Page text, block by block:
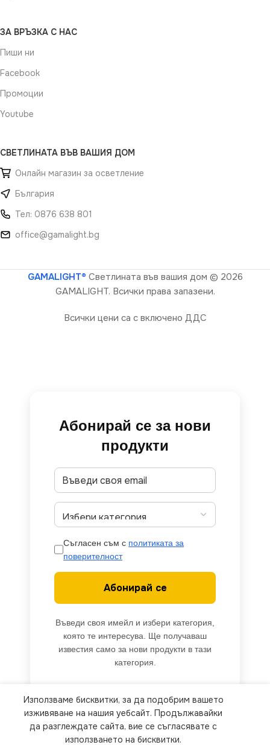
ЗА ВРЪЗКА С НАС
Пиши ни
Facebook
Промоции
Youtube
СВЕТЛИНАТА ВЪВ ВАШИЯ ДОМ
Онлайн магазин за осветление
България
Тел: 0876 638 801
office@gamalight.bg
GAMALIGHT® Светлината във вашия дом © 2026
GAMALIGHT. Всички права запазени.
Всички цени са с включено ДДС
Абонирай се за нови
продукти
Съгласен съм с политиката за
поверителност
Абонирай се
Въведи своя имейл и избери категория,
която те интересува. Ще получаваш
известия само за нови продукти в тази
категория.
We use cookies to improve your experience on our
website. By browsing this website, you agree to
our use of cookies.
Използваме бисквитки, за да подобрим вашето
изживяване на нашия уебсайт. Продължавайки
да разглеждате сайта, вие се съгласявате с
използването на бисквитки.